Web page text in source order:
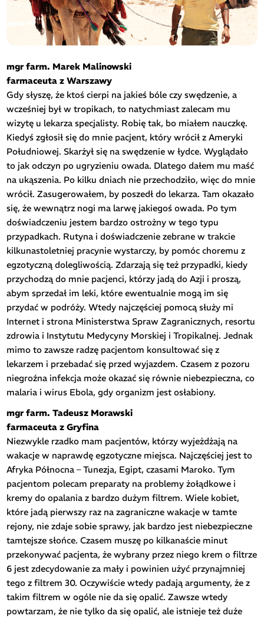
mgr farm. Marek Malinowski
farmaceuta z Warszawy
Gdy słyszę, że ktoś cierpi na jakieś bóle czy swędzenie, a
wcześniej był w tropikach, to natychmiast zalecam mu
wizytę u lekarza specjalisty. Robię tak, bo miałem nauczkę.
Kiedyś zgłosił się do mnie pacjent, który wrócił z Ameryki
Południowej. Skarżył się na swędzenie w łydce. Wyglądało
to jak odczyn po ugryzieniu owada. Dlatego dałem mu maść
na ukąszenia. Po kilku dniach nie przechodziło, więc do mnie
wrócił. Zasugerowałem, by poszedł do lekarza. Tam okazało
się, że wewnątrz nogi ma larwę jakiegoś owada. Po tym
doświadczeniu jestem bardzo ostrożny w tego typu
przypadkach. Rutyna i doświadczenie zebrane w trakcie
kilkunastoletniej pracynie wystarczy, by pomóc choremu z
egzotyczną dolegliwością. Zdarzają się też przypadki, kiedy
przychodzą do mnie pacjenci, którzy jadą do Azji i proszą,
abym sprzedał im leki, które ewentualnie mogą im się
przydać w podróży. Wtedy najczęściej pomocą służy mi
Internet i strona Ministerstwa Spraw Zagranicznych, resortu
zdrowia i Instytutu Medycyny Morskiej i Tropikalnej. Jednak
mimo to zawsze radzę pacjentom konsultować się z
lekarzem i przebadać się przed wyjazdem. Czasem z pozoru
niegroźna infekcja może okazać się równie niebezpieczna, co
malaria i wirus Ebola, gdy organizm jest osłabiony.
mgr farm. Tadeusz Morawski
farmaceuta z Gryfina
Niezwykle rzadko mam pacjentów, którzy wyjeżdżają na
wakacje w naprawdę egzotyczne miejsca. Najczęściej jest to
Afryka Północna – Tunezja, Egipt, czasami Maroko. Tym
pacjentom polecam preparaty na problemy żołądkowe i
kremy do opalania z bardzo dużym filtrem. Wiele kobiet,
które jadą pierwszy raz na zagraniczne wakacje w tamte
rejony, nie zdaje sobie sprawy, jak bardzo jest niebezpieczne
tamtejsze słońce. Czasem muszę po kilkanaście minut
przekonywać pacjenta, że wybrany przez niego krem o filtrze
6 jest zdecydowanie za mały i powinien użyć przynajmniej
tego z filtrem 30. Oczywiście wtedy padają argumenty, że z
takim filtrem w ogóle nie da się opalić. Zawsze wtedy
powtarzam, że nie tylko da się opalić, ale istnieje też duże